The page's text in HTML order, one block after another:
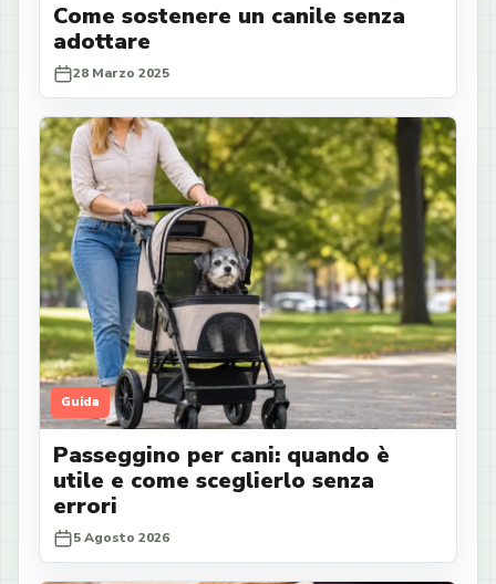
Come sostenere un canile senza
adottare
28 Marzo 2025
Guida
Passeggino per cani: quando è
utile e come sceglierlo senza
errori
5 Agosto 2026